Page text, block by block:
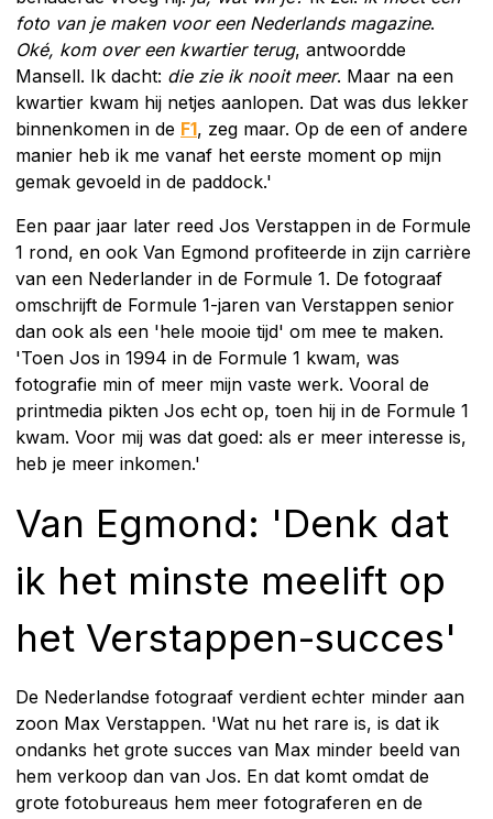
foto van je maken voor een Nederlands magazine.
Oké, kom over een kwartier terug, antwoordde
Mansell. Ik dacht: die zie ik nooit meer. Maar na een
kwartier kwam hij netjes aanlopen. Dat was dus lekker
binnenkomen in de F1, zeg maar. Op de een of andere
manier heb ik me vanaf het eerste moment op mijn
gemak gevoeld in de paddock.'
Een paar jaar later reed Jos Verstappen in de Formule
1 rond, en ook Van Egmond profiteerde in zijn carrière
van een Nederlander in de Formule 1. De fotograaf
omschrijft de Formule 1-jaren van Verstappen senior
dan ook als een 'hele mooie tijd' om mee te maken.
'Toen Jos in 1994 in de Formule 1 kwam, was
fotografie min of meer mijn vaste werk. Vooral de
printmedia pikten Jos echt op, toen hij in de Formule 1
kwam. Voor mij was dat goed: als er meer interesse is,
heb je meer inkomen.'
Van Egmond: 'Denk dat
ik het minste meelift op
het Verstappen-succes'
De Nederlandse fotograaf verdient echter minder aan
zoon Max Verstappen. 'Wat nu het rare is, is dat ik
ondanks het grote succes van Max minder beeld van
hem verkoop dan van Jos. En dat komt omdat de
grote fotobureaus hem meer fotograferen en de